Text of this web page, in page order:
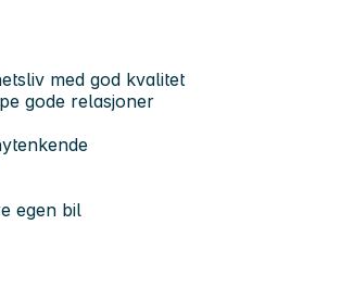
med god kvalitet
gode relasjoner
egen bil